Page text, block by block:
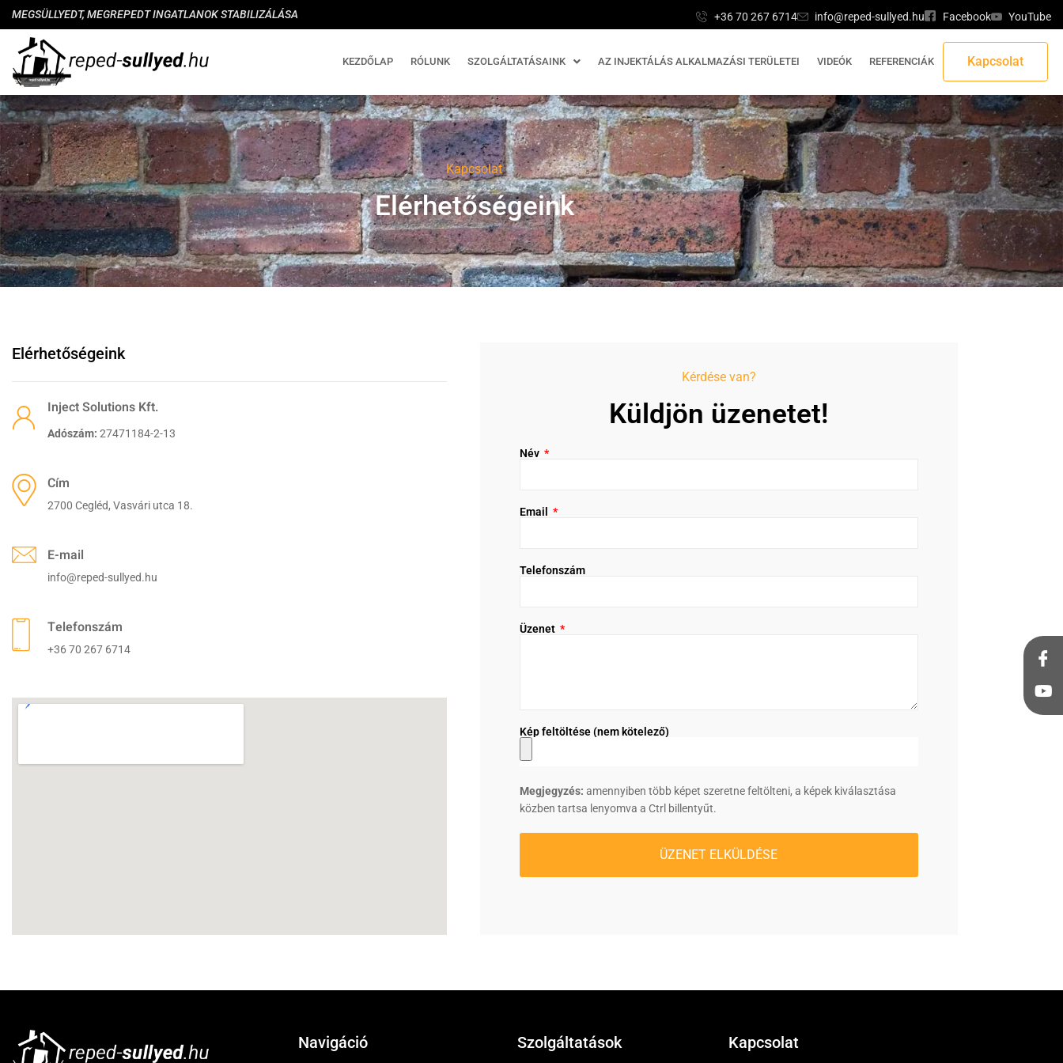
MEGSÜLLYEDT, MEGREPEDT INGATLANOK STABILIZÁLÁSA +36 70 267 6714 info@reped-sullyed.hu Facebook YouTube
KEZDŐLAP RÓLUNK SZOLGÁLTATÁSAINK AZ INJEKTÁLÁS ALKALMAZÁSI TERÜLETEI VIDEÓK REFERENCIÁK Kapcsolat
Kapcsolat
Elérhetőségeink
Elérhetőségeink
Inject Solutions Kft.
Adószám: 27471184-2-13
Cím
2700 Cegléd, Vasvári utca 18.
E-mail
info@reped-sullyed.hu
Telefonszám
+36 70 267 6714
Kérdése van?
Küldjön üzenetet!
Név
Email
Telefonszám
Üzenet
Kép feltöltése (nem kötelező)
Megjegyzés: amennyiben több képet szeretne feltölteni, a képek kiválasztása
közben tartsa lenyomva a Ctrl billentyűt.
ÜZENET ELKÜLDÉSE
Navigáció Szolgáltatások Kapcsolat